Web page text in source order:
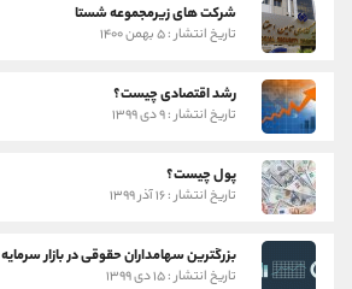
شرکت های زیرمجموعه شستا
تاریخ انتشار : ۵ بهمن ۱۴۰۰
رشد اقتصادی چیست؟
تاریخ انتشار : ۹ دی ۱۳۹۹
پول چیست؟
تاریخ انتشار : ۱۶ آذر ۱۳۹۹
بزرگترین سهامداران حقوقی در بازار سرمایه
تاریخ انتشار : ۱۵ دی ۱۳۹۹